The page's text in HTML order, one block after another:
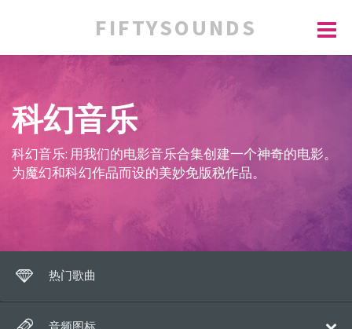
FIFTYSOUNDS
科幻音乐
科幻音乐: 用我们的电影音乐合集创建一个神奇的电影。
为魔幻和科幻作品而设的美妙免版税作品。
热门歌曲